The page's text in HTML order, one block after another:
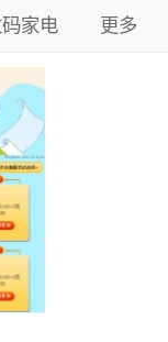
家电 更多